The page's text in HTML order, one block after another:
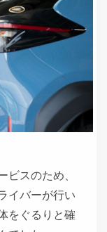
ビスのため、
イバーが行い
をぐるりと確